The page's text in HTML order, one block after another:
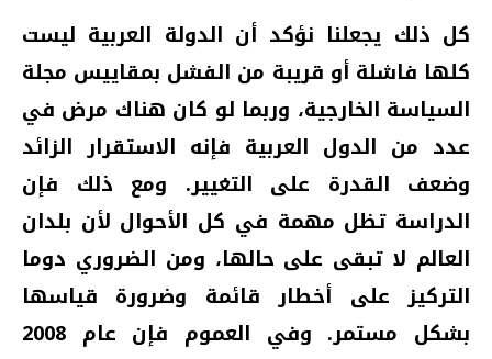
كل ذلك يجعلنا نؤكد أن الدولة العربية ليست
كلها فاشلة أو قريبة من الفشل بمقاييس مجلة
السياسة الخارجية، وربما لو كان هناك مرض في
عدد من الدول العربية فإنه الاستقرار الزائد
وضعف القدرة على التغيير. ومع ذلك فإن
الدراسة تظل مهمة في كل الأحوال لأن بلدان
العالم لا تبقى على حالها، ومن الضروري دوما
التركيز على أخطار قائمة وضرورة قياسها
بشكل مستمر. وفي العموم فإن عام 2008